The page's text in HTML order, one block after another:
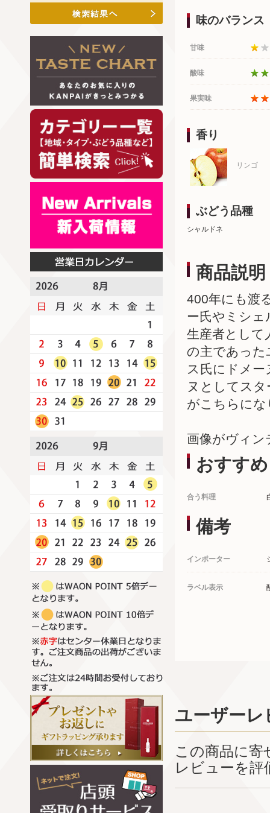
味のバランス
甘味
酸味
果実味
香り
リンゴ
ぶどう品種
シャルドネ
商品説明
400年にも渡
ー氏やミシ
生産者として
の主であった
ス氏にドメ
ヌとしてス
がこちらにな
画像がヴィン
おすすめ
合う料理
備考
インポーター
ラベル表示
ユーザーレ
この商品に
レビューを評